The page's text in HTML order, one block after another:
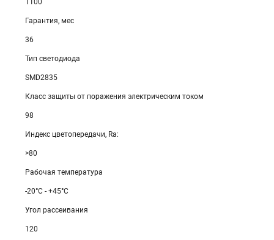
1100
Гарантия, мес
36
Тип светодиода
SMD2835
Класс защиты от поражения электрическим током
98
Индекс цветопередачи, Ra:
>80
Рабочая температура
-20°C - +45°C
Угол рассеивания
120